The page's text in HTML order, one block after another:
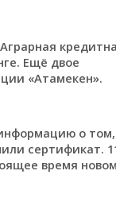
Ещё двое
«Атамекен».
о том,
сертификат.
время